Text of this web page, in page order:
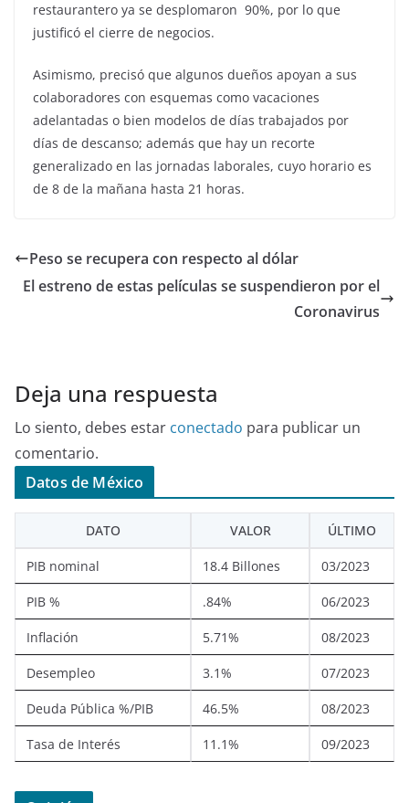
restaurantero ya se desplomaron 90%, por lo que
justificó el cierre de negocios.
Asimismo, precisó que algunos dueños apoyan a sus
colaboradores con esquemas como vacaciones
adelantadas o bien modelos de días trabajados por
días de descanso; además que hay un recorte
generalizado en las jornadas laborales, cuyo horario es
de 8 de la mañana hasta 21 horas.
Peso se recupera con respecto al dólar
El estreno de estas películas se suspendieron por el
Coronavirus
Deja una respuesta
Lo siento, debes estar conectado para publicar un
comentario.
Datos de México
DATO VALOR ÚLTIMO
PIB nominal 18.4 Billones 03/2023
PIB % .84% 06/2023
Inflación 5.71% 08/2023
Desempleo 3.1% 07/2023
Deuda Pública %/PIB 46.5% 08/2023
Tasa de Interés 11.1% 09/2023